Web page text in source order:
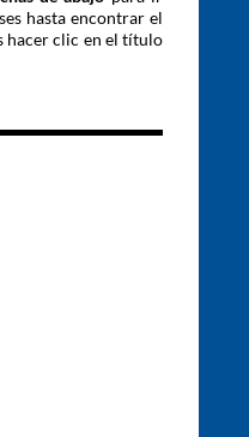
hasta encontrar el
hacer clic en el título